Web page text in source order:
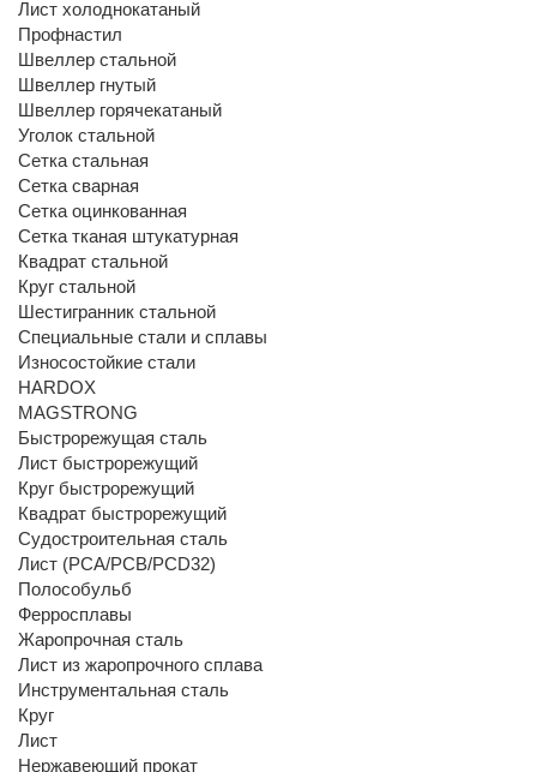
Лист холоднокатаный
Профнастил
Швеллер стальной
Швеллер гнутый
Швеллер горячекатаный
Уголок стальной
Сетка стальная
Сетка сварная
Сетка оцинкованная
Сетка тканая штукатурная
Квадрат стальной
Круг стальной
Шестигранник стальной
Специальные стали и сплавы
Износостойкие стали
HARDOX
MAGSTRONG
Быстрорежущая сталь
Лист быстрорежущий
Круг быстрорежущий
Квадрат быстрорежущий
Судостроительная сталь
Лист (РСА/РСВ/РСD32)
Полособульб
Ферросплавы
Жаропрочная сталь
Лист из жаропрочного сплава
Инструментальная сталь
Круг
Лист
Нержавеющий прокат